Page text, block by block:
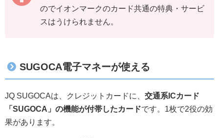
のでイオンマークのカード共通の特典・サービ
スはうけられません。
SUGOCA電子マネーが使える
JQ SUGOCAは、クレジットカードに、 交通系ICカード
「SUGOCA」の機能が付帯したカードです。1枚で2役の効
果があります。